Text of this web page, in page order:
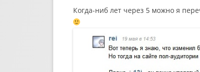
Когда-ниб лет через 5 можно я